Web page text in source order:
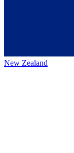
New Zealand